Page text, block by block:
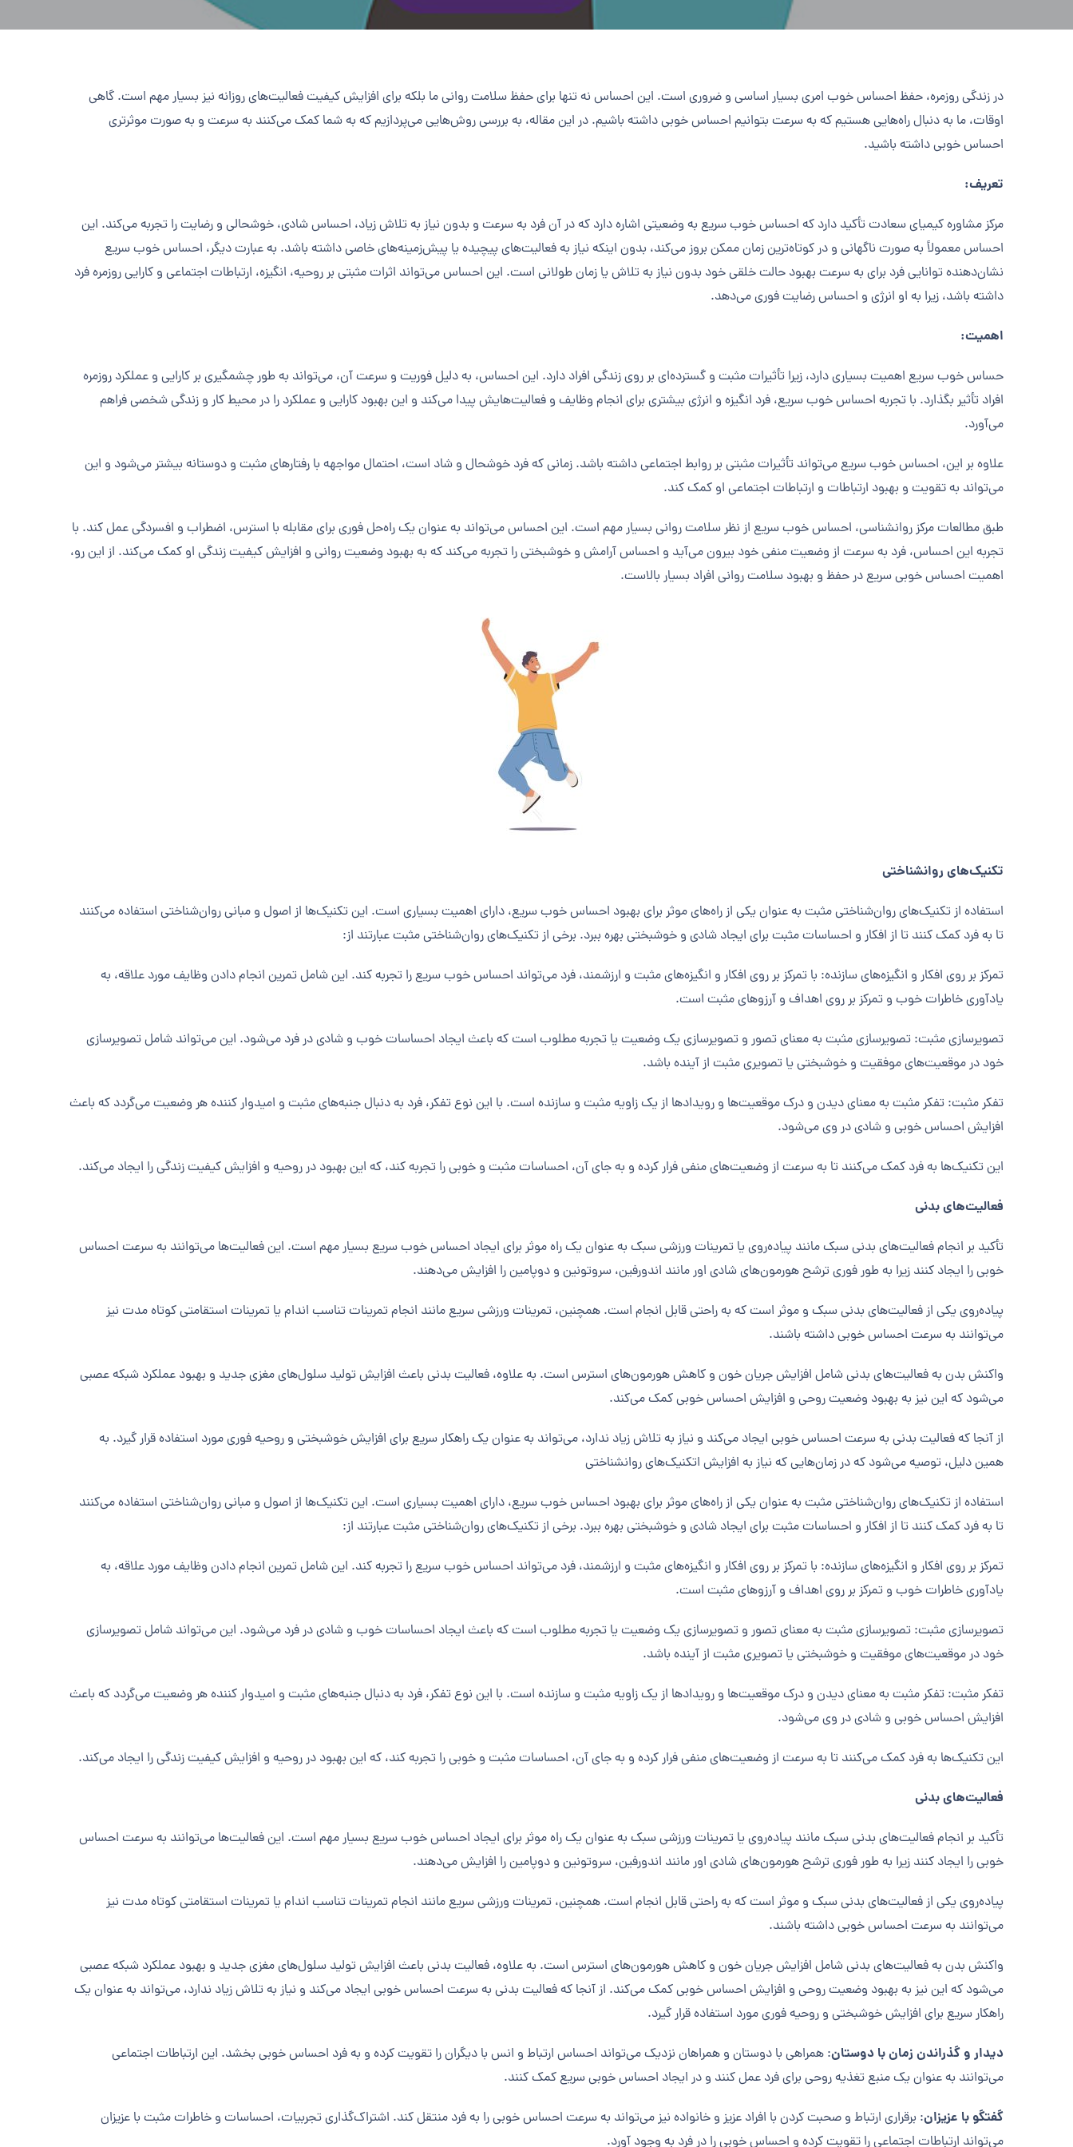
در زندگی روزمره، حفظ احساس خوب امری بسیار اساسی و ضروری است. این احساس نه تنها برای حفظ سلامت روانی ما بلکه برای افزایش کیفیت فعالیت‌های روزانه نیز بسیار مهم است. گاهی
اوقات، ما به دنبال راه‌هایی هستیم که به سرعت بتوانیم احساس خوبی داشته باشیم. در این مقاله، به بررسی روش‌هایی می‌پردازیم که به شما کمک می‌کنند به سرعت و به صورت موثرتری
احساس خوبی داشته باشید.
تعریف:
مرکز مشاوره کیمیای سعادت تأکید دارد که احساس خوب سریع به وضعیتی اشاره دارد که در آن فرد به سرعت و بدون نیاز به تلاش زیاد، احساس شادی، خوشحالی و رضایت را تجربه می‌کند. این
احساس معمولاً به صورت ناگهانی و در کوتاه‌ترین زمان ممکن بروز می‌کند، بدون اینکه نیاز به فعالیت‌های پیچیده یا پیش‌زمینه‌های خاصی داشته باشد. به عبارت دیگر، احساس خوب سریع
نشان‌دهنده توانایی فرد برای به سرعت بهبود حالت خلقی خود بدون نیاز به تلاش یا زمان طولانی است. این احساس می‌تواند اثرات مثبتی بر روحیه، انگیزه، ارتباطات اجتماعی و کارایی روزمره فرد
داشته باشد، زیرا به او انرژی و احساس رضایت فوری می‌دهد.
اهمیت:
حساس خوب سریع اهمیت بسیاری دارد، زیرا تأثیرات مثبت و گسترده‌ای بر روی زندگی افراد دارد. این احساس، به دلیل فوریت و سرعت آن، می‌تواند به طور چشمگیری بر کارایی و عملکرد روزمره
افراد تأثیر بگذارد. با تجربه احساس خوب سریع، فرد انگیزه و انرژی بیشتری برای انجام وظایف و فعالیت‌هایش پیدا می‌کند و این بهبود کارایی و عملکرد را در محیط کار و زندگی شخصی فراهم
می‌آورد.
علاوه بر این، احساس خوب سریع می‌تواند تأثیرات مثبتی بر روابط اجتماعی داشته باشد. زمانی که فرد خوشحال و شاد است، احتمال مواجهه با رفتارهای مثبت و دوستانه بیشتر می‌شود و این
می‌تواند به تقویت و بهبود ارتباطات و ارتباطات اجتماعی او کمک کند.
طبق مطالعات مرکز روانشناسی، احساس خوب سریع از نظر سلامت روانی بسیار مهم است. این احساس می‌تواند به عنوان یک راه‌حل فوری برای مقابله با استرس، اضطراب و افسردگی عمل کند. با
تجربه این احساس، فرد به سرعت از وضعیت منفی خود بیرون می‌آید و احساس آرامش و خوشبختی را تجربه می‌کند که به بهبود وضعیت روانی و افزایش کیفیت زندگی او کمک می‌کند. از این رو،
اهمیت احساس خوبی سریع در حفظ و بهبود سلامت روانی افراد بسیار بالاست.
تکنیک‌های روانشناختی
استفاده از تکنیک‌های روان‌شناختی مثبت به عنوان یکی از راه‌های موثر برای بهبود احساس خوب سریع، دارای اهمیت بسیاری است. این تکنیک‌ها از اصول و مبانی روان‌شناختی استفاده می‌کنند
تا به فرد کمک کنند تا از افکار و احساسات مثبت برای ایجاد شادی و خوشبختی بهره ببرد. برخی از تکنیک‌های روان‌شناختی مثبت عبارتند از:
تمرکز بر روی افکار و انگیزه‌های سازنده: با تمرکز بر روی افکار و انگیزه‌های مثبت و ارزشمند، فرد می‌تواند احساس خوب سریع را تجربه کند. این شامل تمرین انجام دادن وظایف مورد علاقه، به
یادآوری خاطرات خوب و تمرکز بر روی اهداف و آرزوهای مثبت است.
تصویرسازی مثبت: تصویرسازی مثبت به معنای تصور و تصویرسازی یک وضعیت یا تجربه مطلوب است که باعث ایجاد احساسات خوب و شادی در فرد می‌شود. این می‌تواند شامل تصویرسازی
خود در موقعیت‌های موفقیت و خوشبختی یا تصویری مثبت از آینده باشد.
تفکر مثبت: تفکر مثبت به معنای دیدن و درک موقعیت‌ها و رویدادها از یک زاویه مثبت و سازنده است. با این نوع تفکر، فرد به دنبال جنبه‌های مثبت و امیدوار کننده هر وضعیت می‌گردد که باعث
افزایش احساس خوبی و شادی در وی می‌شود.
این تکنیک‌ها به فرد کمک می‌کنند تا به سرعت از وضعیت‌های منفی فرار کرده و به جای آن، احساسات مثبت و خوبی را تجربه کند، که این بهبود در روحیه و افزایش کیفیت زندگی را ایجاد می‌کند.
فعالیت‌های بدنی
تأکید بر انجام فعالیت‌های بدنی سبک مانند پیاده‌روی یا تمرینات ورزشی سبک به عنوان یک راه موثر برای ایجاد احساس خوب سریع بسیار مهم است. این فعالیت‌ها می‌توانند به سرعت احساس
خوبی را ایجاد کنند زیرا به طور فوری ترشح هورمون‌های شادی اور مانند اندورفین، سروتونین و دوپامین را افزایش می‌دهند.
پیاده‌روی یکی از فعالیت‌های بدنی سبک و موثر است که به راحتی قابل انجام است. همچنین، تمرینات ورزشی سریع مانند انجام تمرینات تناسب اندام یا تمرینات استقامتی کوتاه مدت نیز
می‌توانند به سرعت احساس خوبی داشته باشند.
واکنش بدن به فعالیت‌های بدنی شامل افزایش جریان خون و کاهش هورمون‌های استرس است. به علاوه، فعالیت بدنی باعث افزایش تولید سلول‌های مغزی جدید و بهبود عملکرد شبکه عصبی
می‌شود که این نیز به بهبود وضعیت روحی و افزایش احساس خوبی کمک می‌کند.
از آنجا که فعالیت بدنی به سرعت احساس خوبی ایجاد می‌کند و نیاز به تلاش زیاد ندارد، می‌تواند به عنوان یک راهکار سریع برای افزایش خوشبختی و روحیه فوری مورد استفاده قرار گیرد. به
همین دلیل، توصیه می‌شود که در زمان‌هایی که نیاز به افزایش اتکنیک‌های روانشناختی
استفاده از تکنیک‌های روان‌شناختی مثبت به عنوان یکی از راه‌های موثر برای بهبود احساس خوب سریع، دارای اهمیت بسیاری است. این تکنیک‌ها از اصول و مبانی روان‌شناختی استفاده می‌کنند
تا به فرد کمک کنند تا از افکار و احساسات مثبت برای ایجاد شادی و خوشبختی بهره ببرد. برخی از تکنیک‌های روان‌شناختی مثبت عبارتند از:
تمرکز بر روی افکار و انگیزه‌های سازنده: با تمرکز بر روی افکار و انگیزه‌های مثبت و ارزشمند، فرد می‌تواند احساس خوب سریع را تجربه کند. این شامل تمرین انجام دادن وظایف مورد علاقه، به
یادآوری خاطرات خوب و تمرکز بر روی اهداف و آرزوهای مثبت است.
تصویرسازی مثبت: تصویرسازی مثبت به معنای تصور و تصویرسازی یک وضعیت یا تجربه مطلوب است که باعث ایجاد احساسات خوب و شادی در فرد می‌شود. این می‌تواند شامل تصویرسازی
خود در موقعیت‌های موفقیت و خوشبختی یا تصویری مثبت از آینده باشد.
تفکر مثبت: تفکر مثبت به معنای دیدن و درک موقعیت‌ها و رویدادها از یک زاویه مثبت و سازنده است. با این نوع تفکر، فرد به دنبال جنبه‌های مثبت و امیدوار کننده هر وضعیت می‌گردد که باعث
افزایش احساس خوبی و شادی در وی می‌شود.
این تکنیک‌ها به فرد کمک می‌کنند تا به سرعت از وضعیت‌های منفی فرار کرده و به جای آن، احساسات مثبت و خوبی را تجربه کند، که این بهبود در روحیه و افزایش کیفیت زندگی را ایجاد می‌کند.
فعالیت‌های بدنی
تأکید بر انجام فعالیت‌های بدنی سبک مانند پیاده‌روی یا تمرینات ورزشی سبک به عنوان یک راه موثر برای ایجاد احساس خوب سریع بسیار مهم است. این فعالیت‌ها می‌توانند به سرعت احساس
خوبی را ایجاد کنند زیرا به طور فوری ترشح هورمون‌های شادی اور مانند اندورفین، سروتونین و دوپامین را افزایش می‌دهند.
پیاده‌روی یکی از فعالیت‌های بدنی سبک و موثر است که به راحتی قابل انجام است. همچنین، تمرینات ورزشی سریع مانند انجام تمرینات تناسب اندام یا تمرینات استقامتی کوتاه مدت نیز
می‌توانند به سرعت احساس خوبی داشته باشند.
واکنش بدن به فعالیت‌های بدنی شامل افزایش جریان خون و کاهش هورمون‌های استرس است. به علاوه، فعالیت بدنی باعث افزایش تولید سلول‌های مغزی جدید و بهبود عملکرد شبکه عصبی
می‌شود که این نیز به بهبود وضعیت روحی و افزایش احساس خوبی کمک می‌کند. از آنجا که فعالیت بدنی به سرعت احساس خوبی ایجاد می‌کند و نیاز به تلاش زیاد ندارد، می‌تواند به عنوان یک
راهکار سریع برای افزایش خوشبختی و روحیه فوری مورد استفاده قرار گیرد.
دیدار و گذراندن زمان با دوستان: همراهی با دوستان و همراهان نزدیک می‌تواند احساس ارتباط و انس با دیگران را تقویت کرده و به فرد احساس خوبی بخشد. این ارتباطات اجتماعی
می‌توانند به عنوان یک منبع تغذیه روحی برای فرد عمل کنند و در ایجاد احساس خوبی سریع کمک کنند.
گفتگو با عزیزان: برقراری ارتباط و صحبت کردن با افراد عزیز و خانواده نیز می‌تواند به سرعت احساس خوبی را به فرد منتقل کند. اشتراک‌گذاری تجربیات، احساسات و خاطرات مثبت با عزیزان
می‌تواند ارتباطات اجتماعی را تقویت کرده و احساس خوبی را در فرد به وجود آورد.